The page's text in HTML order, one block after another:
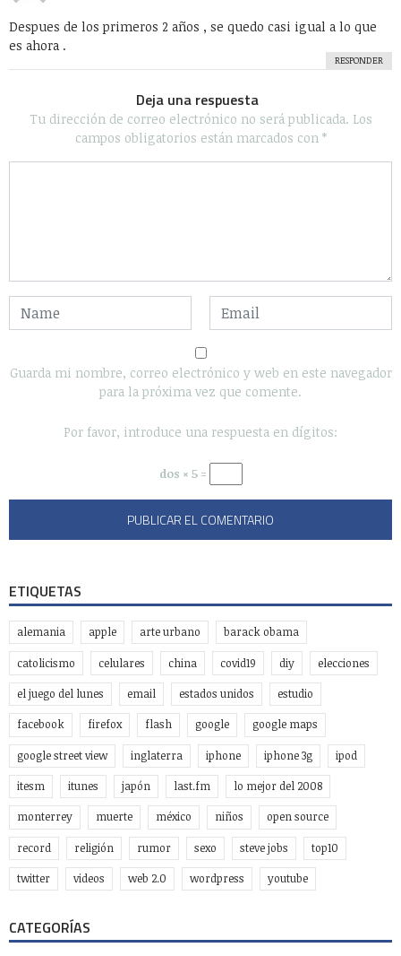
Despues de los primeros 2 años , se quedo casi igual a lo que
es ahora .
RESPONDER
Deja una respuesta
Tu dirección de correo electrónico no será publicada. Los
campos obligatorios están marcados con *
Guarda mi nombre, correo electrónico y web en este navegador
para la próxima vez que comente.
Por favor, introduce una respuesta en dígitos:
dos × 5 =
ETIQUETAS
alemania apple arte urbano barack obama
catolicismo celulares china covid19 diy elecciones
el juego del lunes email estados unidos estudio
facebook firefox flash google google maps
google street view inglaterra iphone iphone 3g ipod
itesm itunes japón last.fm lo mejor del 2008
monterrey muerte méxico niños open source
record religión rumor sexo steve jobs top10
twitter videos web 2.0 wordpress youtube
CATEGORÍAS